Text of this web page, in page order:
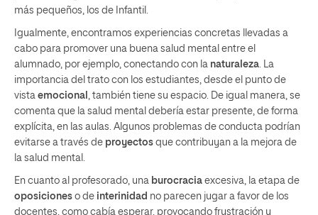
más pequeños, los de Infantil.
Igualmente, encontramos experiencias concretas llevadas a
cabo para promover una buena salud mental entre el
alumnado, por ejemplo, conectando con la naturaleza . La
importancia del trato con los estudiantes, desde el punto de
vista emocional
, también tiene su espacio. De igual manera, se
comenta que la salud mental debería estar presente, de forma
explícita, en las aulas. Algunos problemas de conducta podrían
evitarse a través de proyectos que contribuyan a la mejora de
la salud mental.
En cuanto al profesorado, una burocracia excesiva, la etapa de
oposiciones o de interinidad no parecen jugar a favor de los
docentes, como cabía esperar, provocando frustración y